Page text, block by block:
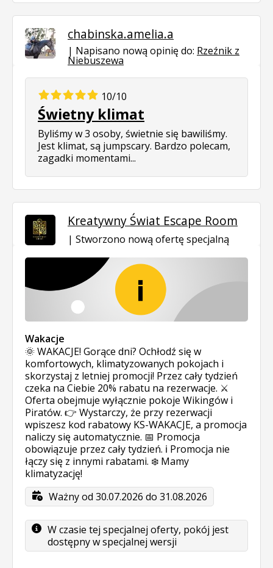
chabinska.amelia.a
Napisano nową opinię do: Rzeźnik z
Niebuszewa
10/10
Świetny klimat
Byliśmy w 3 osoby, świetnie się bawiliśmy.
Jest klimat, są jumpscary. Bardzo polecam,
zagadki momentami...
Kreatywny Świat Escape Room
Stworzono nową ofertę specjalną
Wakacje
🌞 WAKACJE! Gorące dni? Ochłodź się w
komfortowych, klimatyzowanych pokojach i
skorzystaj z letniej promocji! Przez cały tydzień
czeka na Ciebie 20% rabatu na rezerwacje. ⚔️
Oferta obejmuje wyłącznie pokoje Wikingów i
Piratów. 👉 Wystarczy, że przy rezerwacji
wpiszesz kod rabatowy KS-WAKACJE, a promocja
naliczy się automatycznie. 📅 Promocja
obowiązuje przez cały tydzień. ℹ️ Promocja nie
łączy się z innymi rabatami. ❄️ Mamy
klimatyzację!
Ważny od 30.07.2026 do 31.08.2026
W czasie tej specjalnej oferty, pokój jest
dostępny w specjalnej wersji